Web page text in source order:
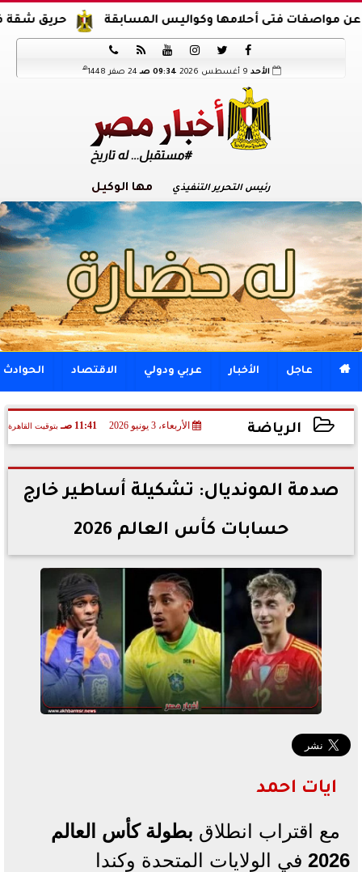
حريق شقة في الدرب أحلامها وكواليس المسابقة






الأحد 09:34 صـ 24 صفر 1448 هـ
رئيس التحرير التنفيذي مها الوكيل
 عاجل الأخبار عربي ودولي الاقتصاد الحوادث
الرياضة الأربعاء، 3 يونيو 2026 11:41 صـ بتوقيت القاهرة
2026-06-03 11:41:52
صدمة المونديال: تشكيلة أساطير خارج
حسابات كأس العالم 2026
ايات احمد
مع اقتراب انطلاق بطولة كأس العالم
2026 في الولايات المتحدة وكندا